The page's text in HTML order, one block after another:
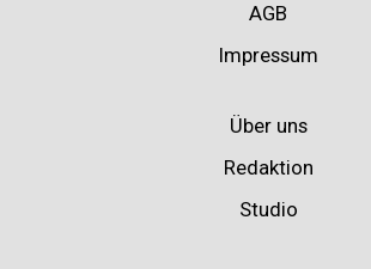
AGB
Impressum
Über uns
Redaktion
Studio